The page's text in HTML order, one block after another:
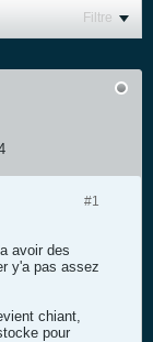
Filtre
#1
avoir des
y'a pas assez
chiant,
pour